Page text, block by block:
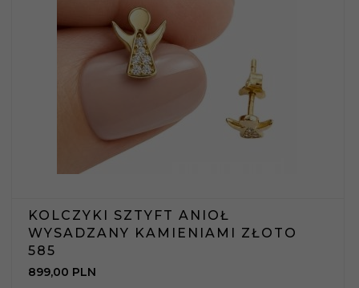
KOLCZYKI SZTYFT ANIOŁ
WYSADZANY KAMIENIAMI ZŁOTO
585
899,00 PLN